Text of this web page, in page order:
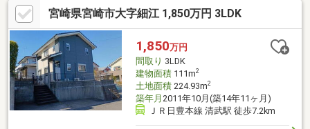
宮崎県宮崎市大字細江 1,850万円 3LDK
1,850万円
間取り 3LDK
建物面積111m2
土地面積224.93m2
築年月 2011年10月(築14年11ヶ月)
ＪＲ日豊本線 清武駅 徒歩7.2km